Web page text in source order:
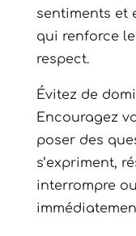
sentiments et
qui renforce
respect.
Évitez de
Encouragez
poser des
s’expriment,
interrompre